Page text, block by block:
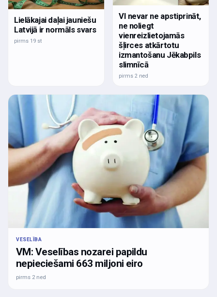
Lielākajai daļai jauniešu
Latvijā ir normāls svars
pirms 19 st
VI nevar ne apstiprināt,
ne noliegt
vienreizlietojamās
šļirces atkārtotu
izmantošanu Jēkabpils
slimnīcā
pirms 2 ned
VESELĪBA
VM: Veselības nozarei papildu
nepieciešami 663 miljoni eiro
pirms 2 ned